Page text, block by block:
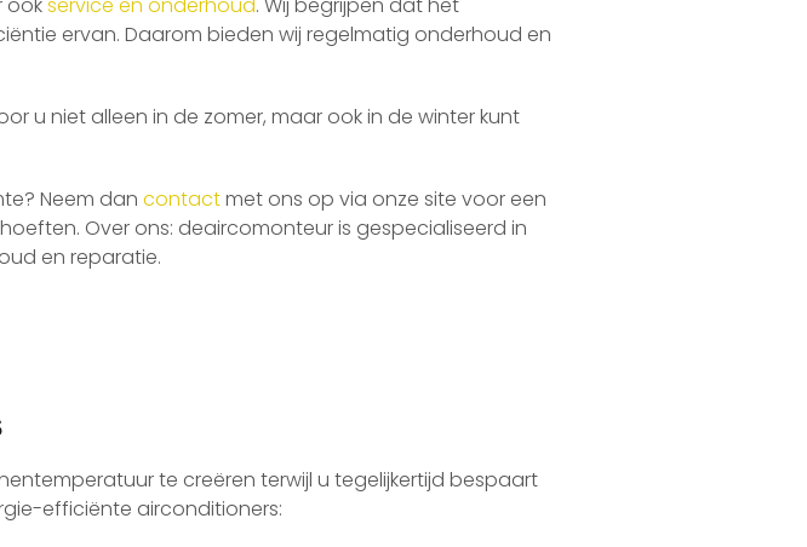
ookservice en onderhoud. Wij begrijpen dat het
ervan. Daarom bieden wij regelmatig onderhoud en
u niet alleen in de zomer, maar ook in de winter kunt
Neem dan contactmet ons op via onze site voor een
Over ons: deaircomonteur is gespecialiseerd in
en reparatie.
te creëren terwijl u tegelijkertijd bespaart
efficiënte airconditioners: